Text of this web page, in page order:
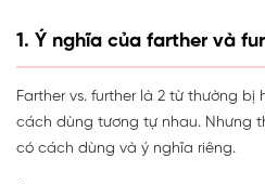
1. Ý nghĩa của farther và
Farther vs. further là 2 từ thường
cách dùng tương tự nhau. Nhưng
có cách dùng và ý nghĩa riêng.